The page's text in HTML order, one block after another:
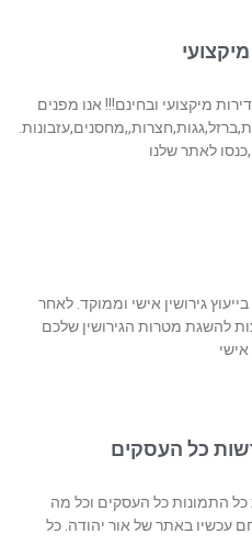
מיקצועי
פינוי דירות מיקצועי ובחינם!!! אנו מפנים
לאתר שלנו
בייעוץ גירושין אישי וממוקד. לאחר
להשגת מטרות הגירושין שלכם
כל העסקים
כל התמונות כל העסקים וכל מה
עכשיו באתר של אור יהודה. כל